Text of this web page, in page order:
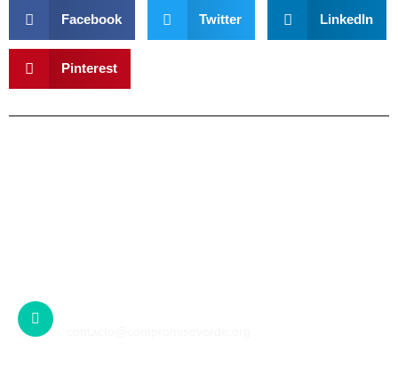
Facebook Twitter LinkedIn
Pinterest